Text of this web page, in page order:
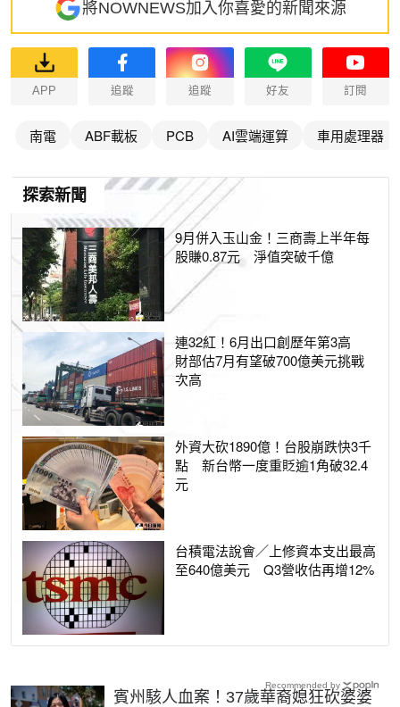
將NOWNEWS加入你喜愛的新聞來源
APP 追蹤 追蹤 好友 訂閱
南電 ABF載板 PCB AI雲端運算 車用處理器
探索新聞
9月併入玉山金！三商壽上半年每
股賺0.87元 淨值突破千億
連32紅！6月出口創歷年第3高
財部估7月有望破700億美元挑戰
次高
外資大砍1890億！台股崩跌快3千
點 新台幣一度重貶逾1角破32.4
元
台積電法說會／上修資本支出最高
至640億美元 Q3營收估再增12%
賓州駭人血案！37歲華裔媳狂砍婆婆
Recommended by